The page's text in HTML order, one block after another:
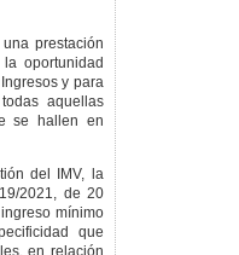
prestación
oportunidad
y para
aquellas
se hallen en
del IMV, la
2021, de 20
mínimo
que
en relación